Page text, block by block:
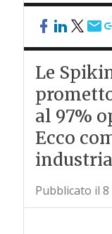
Le
al 97%
Ecco
Pubblicato il